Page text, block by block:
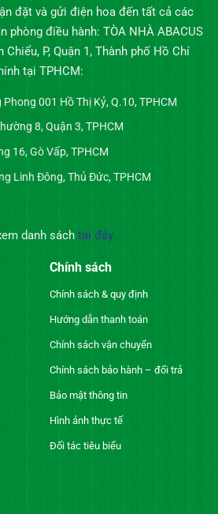
đặt và gửi điện hoa đến tất cả các
phòng điều hành: TÒA NHÀ ABACUS
Chiểu, P, Quận 1, Thành phố Hồ Chí
tại TPHCM:
001 Hồ Thị Kỷ, Q.10, TPHCM
8, Quận 3, TPHCM
16, Gò Vấp, TPHCM
Linh Đông, Thủ Đức, TPHCM
danh sách tại đây
Chính sách
Chính sách & quy định
Hướng dẫn thanh toán
Chính sách vận chuyển
Chính sách bảo hành – đổi trả
Bảo mật thông tin
Hình ảnh thực tế
Đối tác tiêu biểu